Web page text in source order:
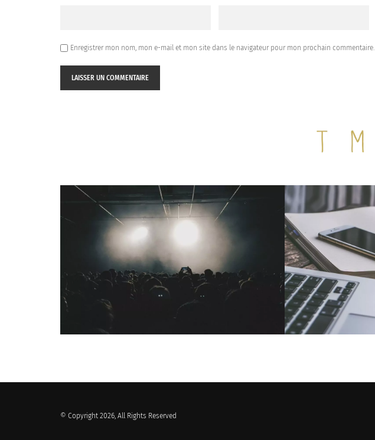
Enregistrer mon nom, mon e-mail et mon site dans le navigateur pour mon prochain commentaire.
© Copyright 2026, All Rights Reserved